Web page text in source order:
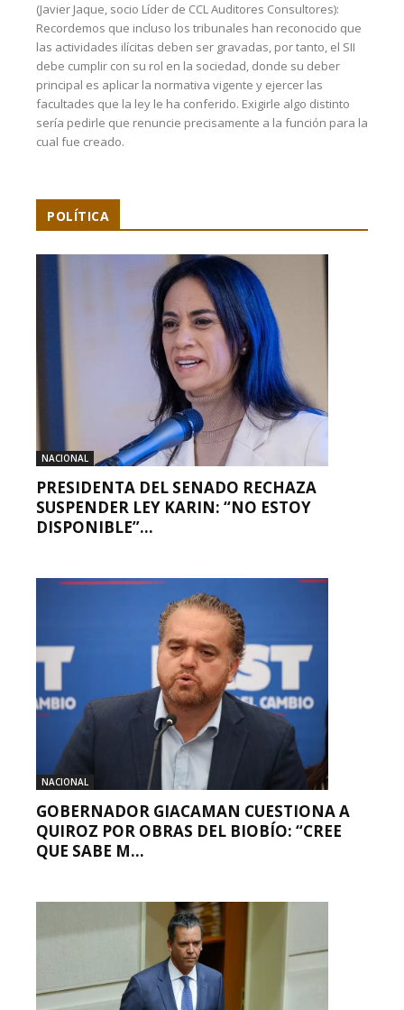
(Javier Jaque, socio Líder de CCL Auditores Consultores):
Recordemos que incluso los tribunales han reconocido que
las actividades ilícitas deben ser gravadas, por tanto, el SII
debe cumplir con su rol en la sociedad, donde su deber
principal es aplicar la normativa vigente y ejercer las
facultades que la ley le ha conferido. Exigirle algo distinto
sería pedirle que renuncie precisamente a la función para la
cual fue creado.
POLÍTICA
NACIONAL
PRESIDENTA DEL SENADO RECHAZA
SUSPENDER LEY KARIN: “NO ESTOY
DISPONIBLE”...
NACIONAL
GOBERNADOR GIACAMAN CUESTIONA A
QUIROZ POR OBRAS DEL BIOBÍO: “CREE
QUE SABE M...